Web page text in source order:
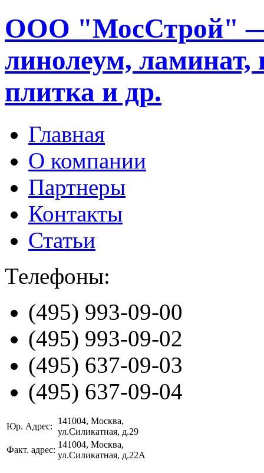
ООО "МосСтрой" —
линолеум, ламинат,
плитка и др.
Главная
О компании
Партнеры
Контакты
Статьи
Телефоны:
(495) 993-09-00
(495) 993-09-02
(495) 637-09-03
(495) 637-09-04
Юр. Адрес:
141004, Москва,
ул.Силикатная, д.29
Факт. адрес:
141004, Москва,
ул.Силикатная, д.22А